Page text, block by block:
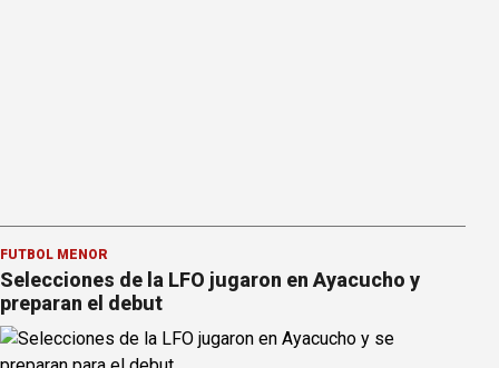
FÚTBOL MENOR
Selecciones de la LFO jugaron en Ayacucho y
preparan el debut